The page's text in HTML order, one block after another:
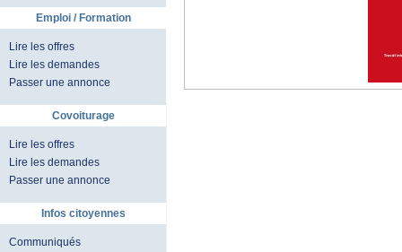
Emploi / Formation
Lire les offres
Lire les demandes
Passer une annonce
Covoiturage
Lire les offres
Lire les demandes
Passer une annonce
Infos citoyennes
Communiqués